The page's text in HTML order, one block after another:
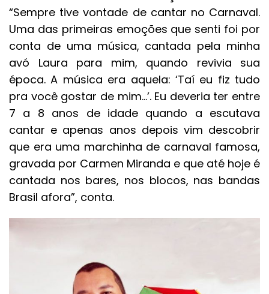
“Sempre tive vontade de cantar no Carnaval.
Uma das primeiras emoções que senti foi por
conta de uma música, cantada pela minha
avó Laura para mim, quando revivia sua
época. A música era aquela: ‘Taí eu fiz tudo
pra você gostar de mim…’. Eu deveria ter entre
7 a 8 anos de idade quando a escutava
cantar e apenas anos depois vim descobrir
que era uma marchinha de carnaval famosa,
gravada por Carmen Miranda e que até hoje é
cantada nos bares, nos blocos, nas bandas
Brasil afora”, conta.